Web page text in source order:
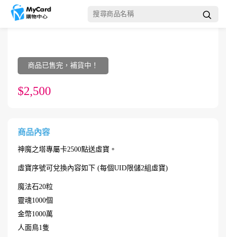
商品已售完，補貨中！
$2,500
商品內容
神魔之塔專屬卡2500點送虛寶。
虛寶序號可兌換內容如下 (每個UID限儲2組虛寶)
魔法石20粒
靈魂1000個
金幣1000萬
人面鳥1隻